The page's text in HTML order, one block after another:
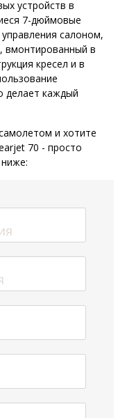
устройств в
7-дюймовые
салоном,
вмонтированный в
кресел и в
делает каждый
и хотите
70 - просто